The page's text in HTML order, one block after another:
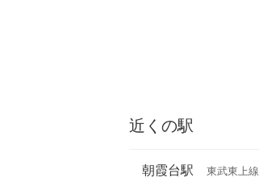
近くの駅
朝霞台駅 東武東上線